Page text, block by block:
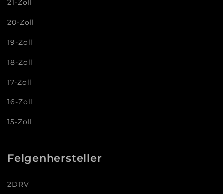
21-Zoll
20-Zoll
19-Zoll
18-Zoll
17-Zoll
16-Zoll
15-Zoll
Felgenhersteller
2DRV